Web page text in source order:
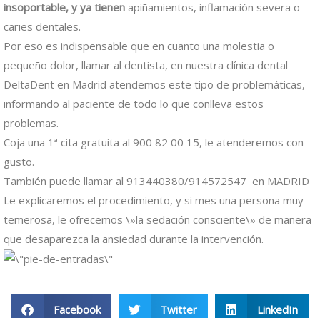
insoportable, y ya tienen apiñamientos, inflamación severa o
caries dentales.
Por eso es indispensable que en cuanto una molestia o
pequeño dolor, llamar al dentista, en nuestra clínica dental
DeltaDent en Madrid atendemos este tipo de problemáticas,
informando al paciente de todo lo que conlleva estos
problemas.
Coja una 1ª cita gratuita al 900 82 00 15, le atenderemos con
gusto.
También puede llamar al 913440380/914572547 en MADRID
Le explicaremos el procedimiento, y si mes una persona muy
temerosa, le ofrecemos \»la sedación consciente\» de manera
que desaparezca la ansiedad durante la intervención.
Facebook Twitter LinkedIn